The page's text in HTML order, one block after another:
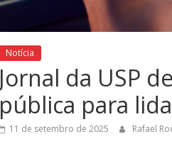
Notícia
Jornal da USP
pública para
11 de setembro de 2025 Rafael